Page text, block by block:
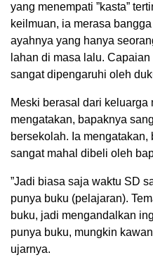
yang menempati ”kasta”
keilmuan, ia merasa
ayahnya yang hanya
lahan di masa lalu.
sangat dipengaruhi oleh
Meski berasal dari
mengatakan, bapaknya
bersekolah. Ia
sangat mahal dibeli oleh
”Jadi biasa saja waktu SD
punya buku (pelajaran).
buku, jadi mengandalkan
punya buku, mungkin
ujarnya.